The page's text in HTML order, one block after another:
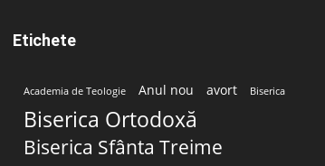
Etichete
Academia de Teologie Anul nou avort Biserica
Biserica Ortodoxă
Biserica Sfânta Treime